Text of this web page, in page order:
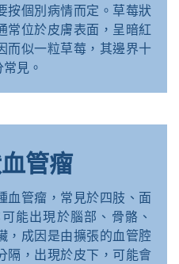
按個別病情而定。草莓狀
常位於皮膚表面，呈暗紅
而似一粒草莓，其邊界十
見。
管瘤
血管瘤，常見於四肢、面
能出現於腦部、骨骼、
，成因是由擴張的血管腔
隔，出現於皮下，可能會